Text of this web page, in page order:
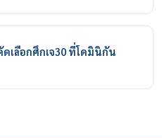
เลือกศึกเจ30 ที่โดมินิกัน